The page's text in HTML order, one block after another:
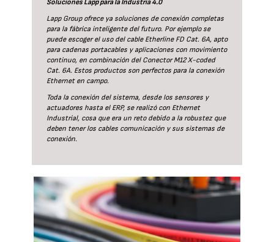
Soluciones Lapp para la Industria 4.0
Lapp Group ofrece ya soluciones de conexión completas
para la fábrica inteligente del futuro. Por ejemplo se
puede escoger el uso del cable Etherline FD Cat. 6A, apto
para cadenas portacables y aplicaciones con movimiento
continuo, en combinación del Conector M12 X-coded
Cat. 6A. Estos productos son perfectos para la conexión
Ethernet en campo.
Toda la conexión del sistema, desde los sensores y
actuadores hasta el ERP, se realizó con Ethernet
Industrial, cosa que era un reto debido a la robustez que
deben tener los cables comunicación y sus sistemas de
conexión.